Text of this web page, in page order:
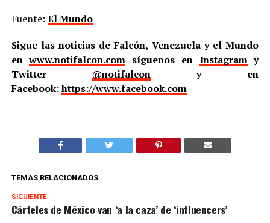
Fuente: El Mundo
Sigue las noticias de Falcón, Venezuela y el Mundo
enwww.notifalcon.com síguenos en Instagramy
Twitter @notifalcony en
Facebook:https://www.facebook.com
TEMAS RELACIONADOS
SIGUIENTE
Cárteles de México van ‘a la caza’ de ‘influencers’